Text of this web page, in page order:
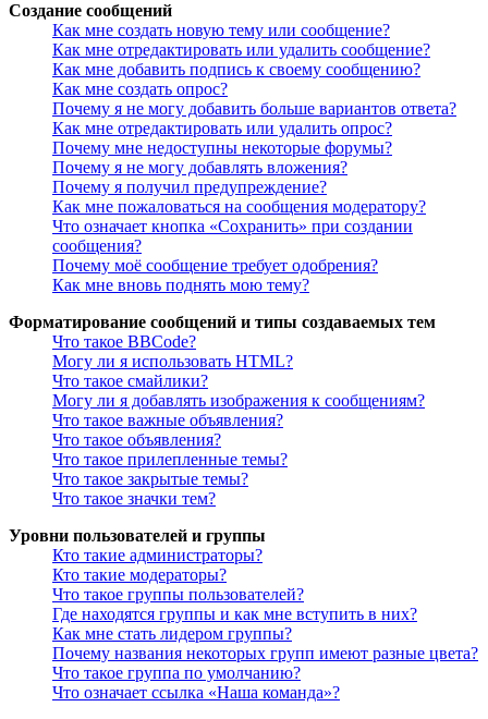
Создание сообщений
Как мне создать новую тему или сообщение?
Как мне отредактировать или удалить сообщение?
Как мне добавить подпись к своему сообщению?
Как мне создать опрос?
Почему я не могу добавить больше вариантов ответа?
Как мне отредактировать или удалить опрос?
Почему мне недоступны некоторые форумы?
Почему я не могу добавлять вложения?
Почему я получил предупреждение?
Как мне пожаловаться на сообщения модератору?
Что означает кнопка «Сохранить» при создании
сообщения?
Почему моё сообщение требует одобрения?
Как мне вновь поднять мою тему?
Форматирование сообщений и типы создаваемых тем
Что такое BBCode?
Могу ли я использовать HTML?
Что такое смайлики?
Могу ли я добавлять изображения к сообщениям?
Что такое важные объявления?
Что такое объявления?
Что такое прилепленные темы?
Что такое закрытые темы?
Что такое значки тем?
Уровни пользователей и группы
Кто такие администраторы?
Кто такие модераторы?
Что такое группы пользователей?
Где находятся группы и как мне вступить в них?
Как мне стать лидером группы?
Почему названия некоторых групп имеют разные цвета?
Что такое группа по умолчанию?
Что означает ссылка «Наша команда»?